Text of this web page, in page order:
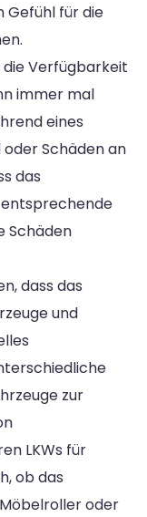
Gefühl für die
Verfügbarkeit
immer mal
eines
oder Schäden an
das
Schäden
dass das
und
zur
LKWs für
ob das
oder